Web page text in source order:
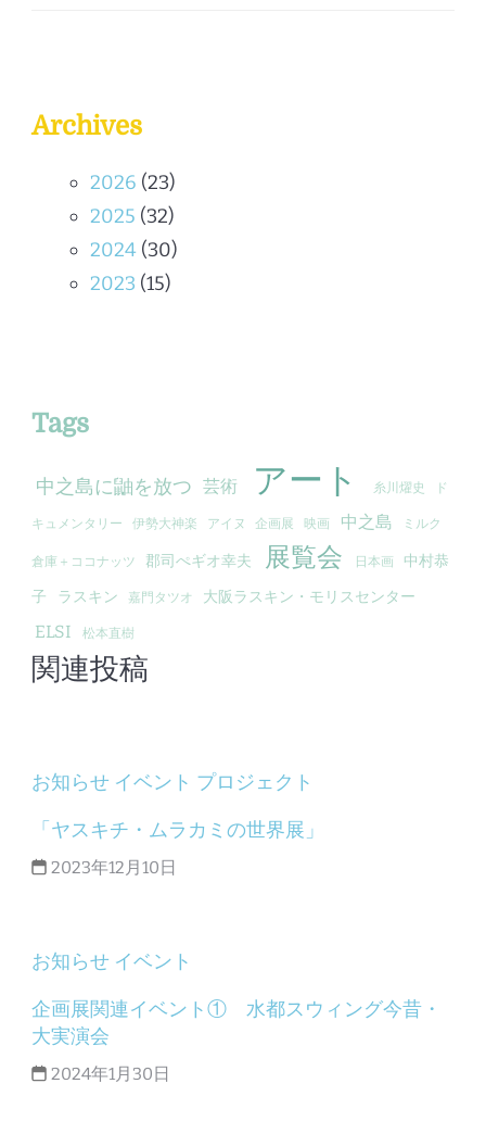
Archives
2026 (23)
2025 (32)
2024 (30)
2023 (15)
Tags
中之島に鼬を放つ 芸術 アート 糸川燿史 ド
キュメンタリー 伊勢大神楽 アイヌ 企画展 映画 中之島 ミルク
倉庫＋ココナッツ 郡司ぺギオ幸夫 展覧会 日本画
中村恭
子
ラスキン 嘉門タツオ 大阪ラスキン・モリスセンター
ELSI 松本直樹
関連投稿
お知らせ イベント プロジェクト
「ヤスキチ・ムラカミの世界展」
2023年12月10日
お知らせ イベント
企画展関連イベント① 水都スウィング今昔・
大実演会
2024年1月30日